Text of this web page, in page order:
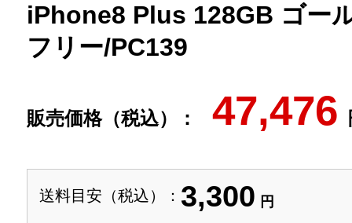
iPhone8 Plus 128GB ゴー
フリー/PC139
販売価格（税込）： 47,476
送料目安（税込）： 3,300 円